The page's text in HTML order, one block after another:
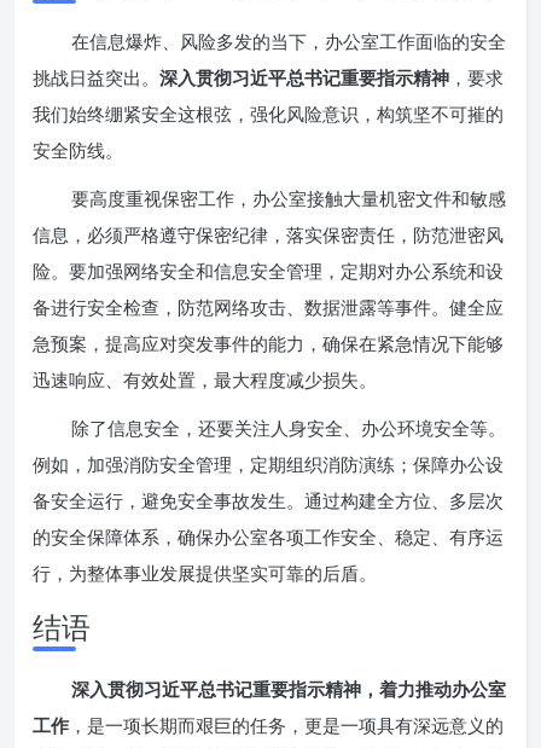
在信息爆炸、风险多发的当下，办公室工作面临的安全
挑战日益突出。 深入贯彻习近平总书记重要指示精神 ，要求
我们始终绷紧安全这根弦，强化风险意识，构筑坚不可摧的
安全防线。
要高度重视保密工作，办公室接触大量机密文件和敏感
信息，必须严格遵守保密纪律，落实保密责任，防范泄密风
险。要加强网络安全和信息安全管理，定期对办公系统和设
备进行安全检查，防范网络攻击、数据泄露等事件。健全应
急预案，提高应对突发事件的能力，确保在紧急情况下能够
迅速响应、有效处置，最大程度减少损失。
除了信息安全，还要关注人身安全、办公环境安全等。
例如，加强消防安全管理，定期组织消防演练；保障办公设
备安全运行，避免安全事故发生。通过构建全方位、多层次
的安全保障体系，确保办公室各项工作安全、稳定、有序运
行，为整体事业发展提供坚实可靠的后盾。
结语
深入贯彻习近平总书记重要指示精神，着力推动办公室
工作 ，是一项长期而艰巨的任务，更是一项具有深远意义的